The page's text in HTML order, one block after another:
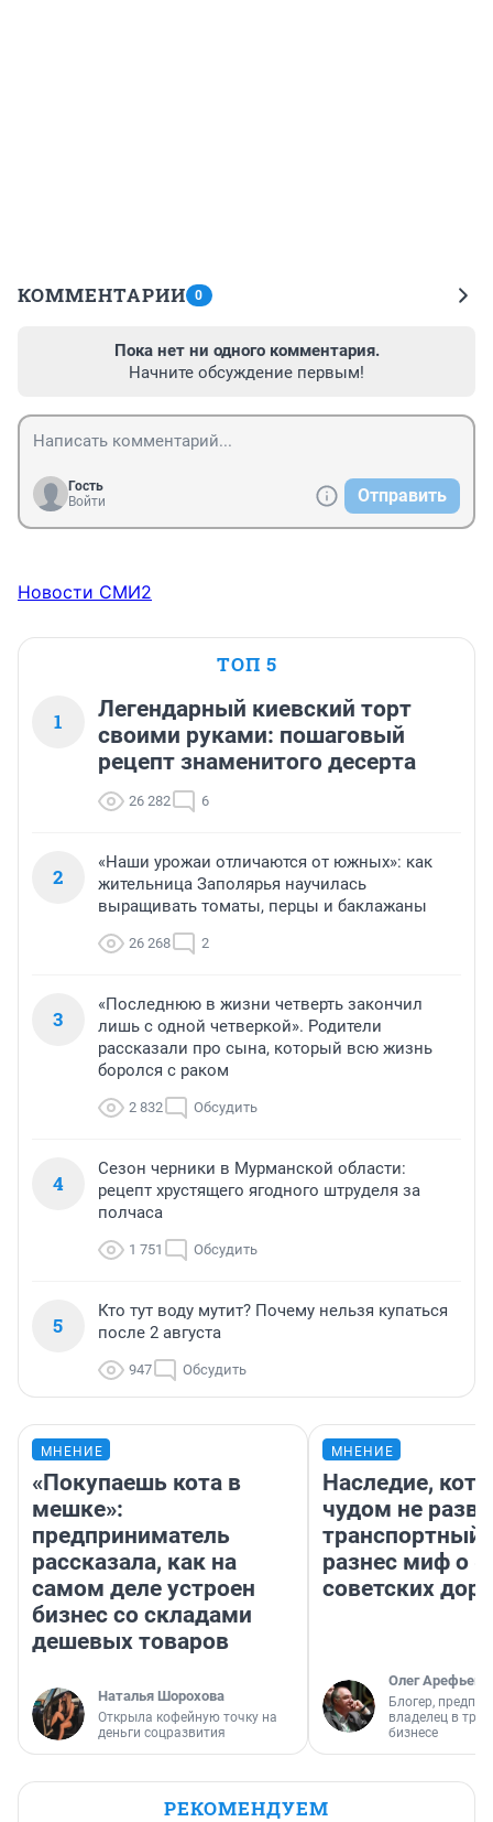
КОММЕНТАРИИ 0
Пока нет ни одного комментария.
Начните обсуждение первым!
Гость
Войти
Отправить
Новости СМИ2
ТОП 5
1
Легендарный киевский торт
своими руками: пошаговый
рецепт знаменитого десерта
26 282 6
2
«Наши урожаи отличаются от южных»: как
жительница Заполярья научилась
выращивать томаты, перцы и баклажаны
26 268 2
3
«Последнюю в жизни четверть закончил
лишь с одной четверкой». Родители
рассказали про сына, который всю жизнь
боролся с раком
2 832 Обсудить
4
Сезон черники в Мурманской области:
рецепт хрустящего ягодного штруделя за
полчаса
1 751 Обсудить
5
Кто тут воду мутит? Почему нельзя купаться
после 2 августа
947 Обсудить
МНЕНИЕ
«Покупаешь кота в
мешке»:
предприниматель
рассказала, как на
самом деле устроен
бизнес со складами
дешевых товаров
Наталья Шорохова
Открыла кофейную точку на
деньги соцразвития
МНЕНИЕ
Наследие,
чудом не
транспортный
разнес миф о
советских
Олег Арефьев
Блогер,
владелец в
бизнесе
РЕКОМЕНДУЕМ